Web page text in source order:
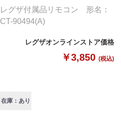
レグザ付属品リモコン 形名：
CT-90494(A)
レグザオンラインストア価格
￥3,850 (税込)
在庫：あり